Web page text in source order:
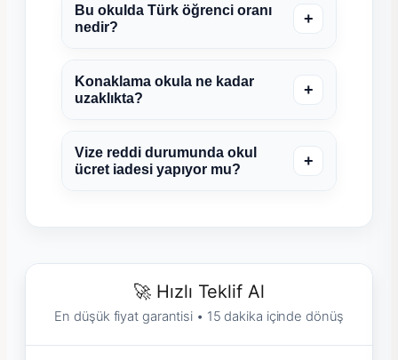
Bu okulda Türk öğrenci oranı
nedir?
+
Konaklama okula ne kadar
uzaklıkta?
+
Vize reddi durumunda okul
ücret iadesi yapıyor mu?
+
🚀 Hızlı Teklif Al
En düşük fiyat garantisi • 15 dakika içinde dönüş